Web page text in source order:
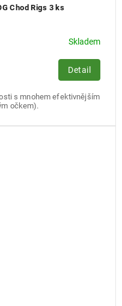
Chod Rigs 3 ks
Skladem
Detail
s mnohem efektivnějším
očkem).